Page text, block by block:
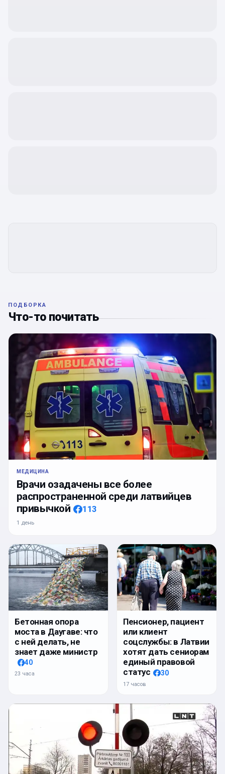
ПОДБОРКА
Что-то почитать
МЕДИЦИНА
Врачи озадачены все более
распространенной среди латвийцев
привычкой
113
1 день
Бетонная опора
моста в Даугаве: что
с ней делать, не
знает даже министр
40
23 часа
Пенсионер, пациент
или клиент
соцслужбы: в Латвии
хотят дать сениорам
единый правовой
статус
30
17 часов